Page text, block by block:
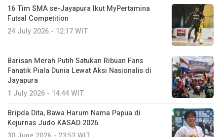
16 Tim SMA se-Jayapura Ikut MyPertamina
Futsal Competition
24 July 2026 - 12:17 WIT
Barisan Merah Putih Satukan Ribuan Fans
Fanatik Piala Dunia Lewat Aksi Nasionalis di
Jayapura
1 July 2026 - 14:44 WIT
Bripda Dita, Bawa Harum Nama Papua di
Kejurnas Judo KASAD 2026